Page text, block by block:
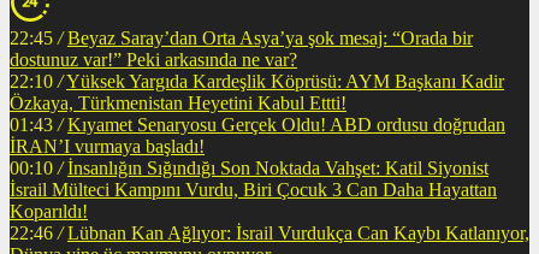
22:45 / Beyaz Saray’dan Orta Asya’ya şok mesaj: “Orada bir
dostunuz var!” Peki arkasında ne var?
22:10 /Yüksek Yargıda Kardeşlik Köprüsü: AYM Başkanı Kadir
Özkaya, Türkmenistan Heyetini Kabul Ettti!
01:43 / Kıyamet Senaryosu Gerçek Oldu! ABD ordusu doğrudan
İRAN’I vurmaya başladı!
00:10 / İnsanlığın Sığındığı Son Noktada Vahşet: Katil Siyonist
İsrail Mülteci Kampını Vurdu, Biri Çocuk 3 Can Daha Hayattan
Koparıldı!
22:46 / Lübnan Kan Ağlıyor: İsrail Vurdukça Can Kaybı Katlanıyor,